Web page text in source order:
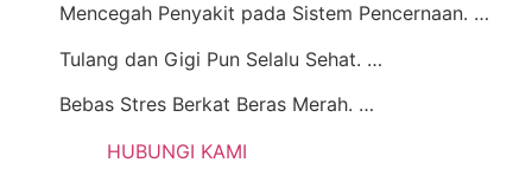
Mencegah Penyakit pada Sistem Pencernaan. …
Tulang dan Gigi Pun Selalu Sehat. …
Bebas Stres Berkat Beras Merah. …
HUBUNGI KAMI